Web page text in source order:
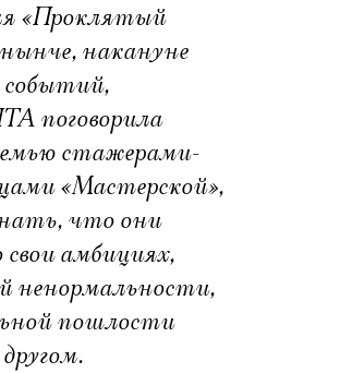
«Проклятый
накануне
событий,
поговорила
стажерами-
«Мастерской»,
что они
амбициях,
ненормальности,
пошлости